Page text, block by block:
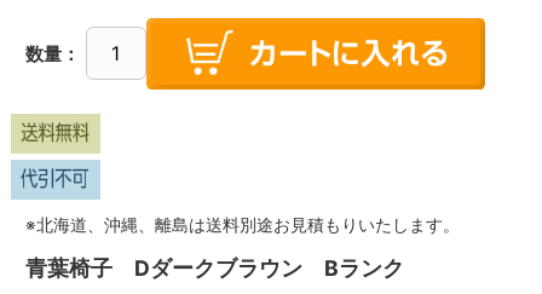
数量：
※北海道、沖縄、離島は送料別途お見積もりいたします。
青葉椅子 Dダークブラウン Bランク